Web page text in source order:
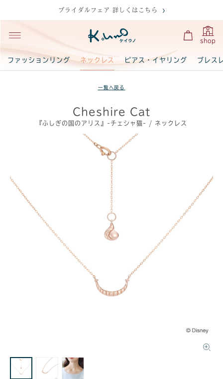
ブライダルフェア 詳しくはこちら
shop
ファッションリング ネックレス ピアス・イヤリング ブレス
一覧へ戻る
Cheshire Cat
『ふしぎの国のアリス』-チェシャ猫- / ネックレス